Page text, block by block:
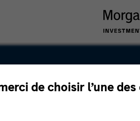
de choisir l’une
Iron